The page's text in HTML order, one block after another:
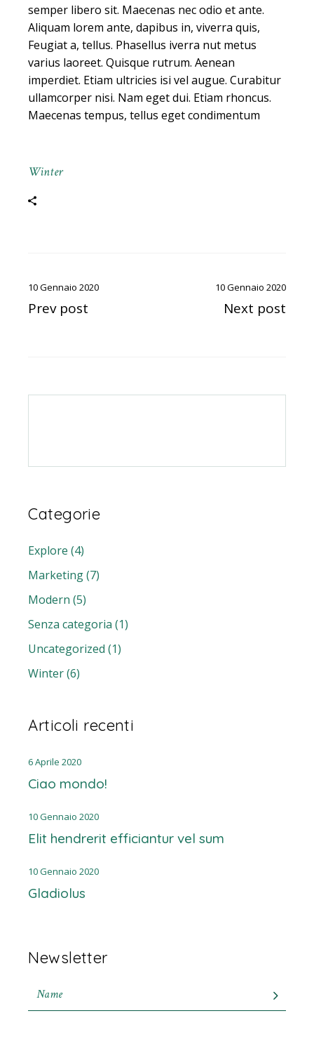
semper libero sit. Maecenas nec odio et ante.
Aliquam lorem ante, dapibus in, viverra quis,
Feugiat a, tellus. Phasellus iverra nut metus
varius laoreet. Quisque rutrum. Aenean
imperdiet. Etiam ultricies isi vel augue. Curabitur
ullamcorper nisi. Nam eget dui. Etiam rhoncus.
Maecenas tempus, tellus eget condimentum
Winter
10 Gennaio 2020
Prev post
10 Gennaio 2020
Next post
Categorie
Explore (4)
Marketing(7)
Modern (5)
Senza categoria (1)
Uncategorized (1)
Winter(6)
Articoli recenti
Ciao mondo!
6 Aprile 2020
Elit hendrerit efficiantur vel sum
10 Gennaio 2020
Gladiolus
10 Gennaio 2020
Newsletter